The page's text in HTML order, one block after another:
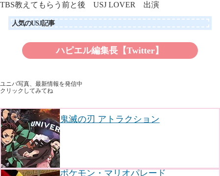
TBS教えてもらう前と後 USJ LOVER 出演
人気のUSJ記事
ハピエル編集長【Twitter】
ユニバ写真、最新情報を発信中
クリックしてみてね
鬼滅の刃 アトラクション
ポケモン・マリオパレード